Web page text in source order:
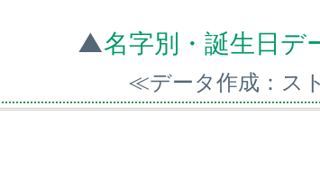
▲名字別・誕生日デ
≪データ作成：ス